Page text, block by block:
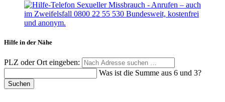
Hilfe in der Nähe
PLZ oder Ort eingeben:
Was ist die Summe aus 6 und 3?
Suchen